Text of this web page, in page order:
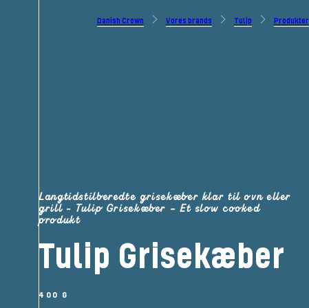
Danish Crown Vores brands Tulip Produkter
Langtidstilberedte grisekæber klar til ovn eller
grill - Tulip Grisekæber – Et slow cooked
produkt
Tulip Grisekæber
400 G